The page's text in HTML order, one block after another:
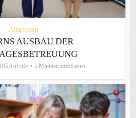
Allgemein
AUSBAU DER
185 Aufrufe 2 Minuten zum Lesen